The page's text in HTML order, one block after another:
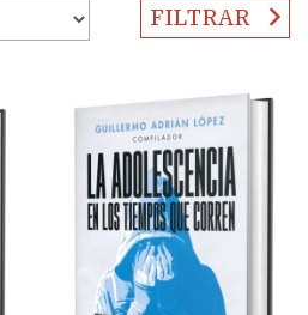
FILTRAR